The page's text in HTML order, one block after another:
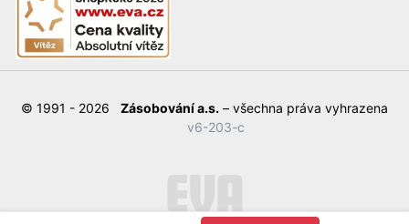
© 1991 - 2026 Zásobování a.s. – všechna práva vyhrazena
v6-203-c